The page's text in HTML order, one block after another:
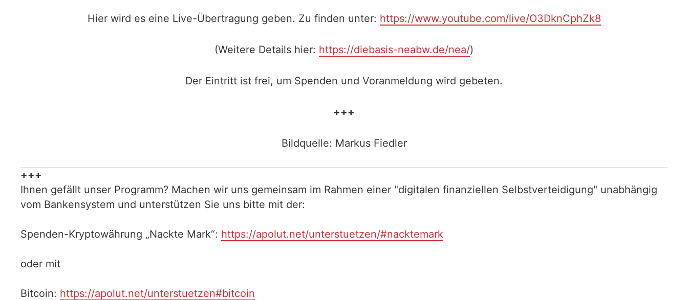
Hier wird es eine Live-Übertragung geben. Zu finden unter: https://www.youtube.com/live/O3DknCphZk8
(Weitere Details hier: https://diebasis-neabw.de/nea/)
Der Eintritt ist frei, um Spenden und Voranmeldung wird gebeten.
+++
Bildquelle: Markus Fiedler
+++
Ihnen gefällt unser Programm? Machen wir uns gemeinsam im Rahmen einer "digitalen finanziellen Selbstverteidigung" unabhängig
vom Bankensystem und unterstützen Sie uns bitte mit der:
Spenden-Kryptowährung „Nackte Mark“: https://apolut.net/unterstuetzen/#nacktemark
oder mit
Bitcoin: https://apolut.net/unterstuetzen#bitcoin